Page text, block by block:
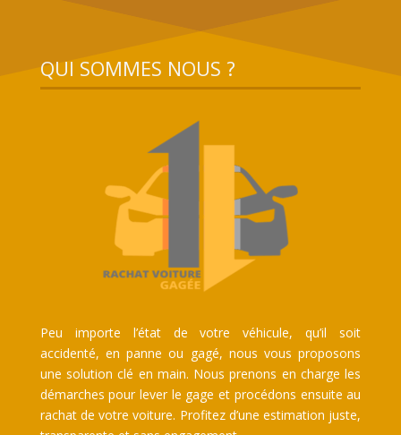
QUI SOMMES NOUS ?
Peu importe l’état de votre véhicule, qu’il soit
accidenté, en panne ou gagé, nous vous proposons
une solution clé en main. Nous prenons en charge les
démarches pour lever le gage et procédons ensuite au
rachat de votre voiture. Profitez d’une estimation juste,